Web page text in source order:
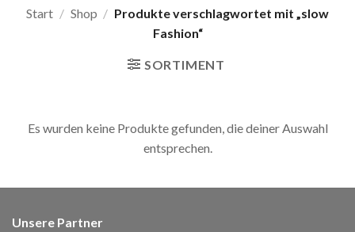
Start / Shop / Produkte verschlagwortet mit „slow
Fashion“
SORTIMENT
Es wurden keine Produkte gefunden, die deiner Auswahl
entsprechen.
Unsere Partner